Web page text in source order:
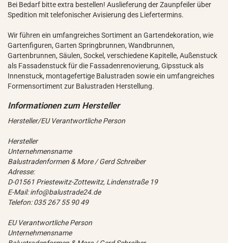
Bei Bedarf bitte extra bestellen! Auslieferung der Zaunpfeiler über
Spedition mit telefonischer Avisierung des Liefertermins.
Wir führen ein umfangreiches Sortiment an Gartendekoration, wie
Gartenfiguren, Garten Springbrunnen, Wandbrunnen,
Gartenbrunnen, Säulen, Sockel, verschiedene Kapitelle, Außenstuck
als Fassadenstuck für die Fassadenrenovierung, Gipsstuck als
Innenstuck, montagefertige Balustraden sowie ein umfangreiches
Formensortiment zur Balustraden Herstellung.
Hersteller/EU Verantwortliche Person
Hersteller
Unternehmensname
Balustradenformen & More / Gerd Schreiber
Adresse:
D-01561 Priestewitz-Zottewitz, Lindenstraße 19
E-Mail: info@balustrade24.de
Telefon: 035 267 55 90 49
EU Verantwortliche Person
Unternehmensname